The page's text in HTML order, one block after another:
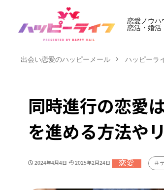
恋愛ノウハ
恋活・婚活
出会い恋愛のハッピーメール ハッピーラ
同時進行の恋愛
を進める方法や
2024年4月4日 2025年2月24日 恋愛